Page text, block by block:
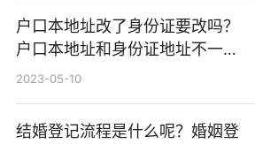
户口本地址改了身份证要改吗？
户口本地址和身份证地址不一样
怎么办？
2023-05-10
结婚登记流程是什么呢？婚姻登